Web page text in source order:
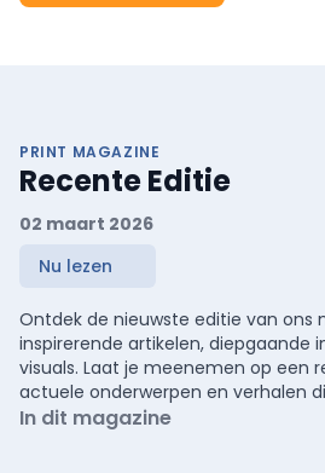
PRINT MAGAZINE
Recente Editie
02 maart 2026
Nu lezen
Ontdek de nieuwste editie van ons
inspirerende artikelen, diepgaande
visuals. Laat je meenemen op een
actuele onderwerpen en verhalen
In dit magazine